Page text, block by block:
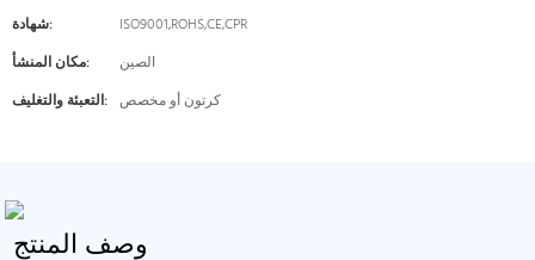
شهادة:
ISO9001,ROHS,CE,CPR
مكان المنشأ:
الصين
التعبئة والتغليف: كرتون أو مخصص
وصف المنتج